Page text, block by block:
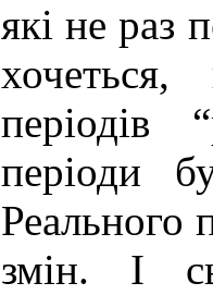
які не раз
періоди
Реального
змін. І